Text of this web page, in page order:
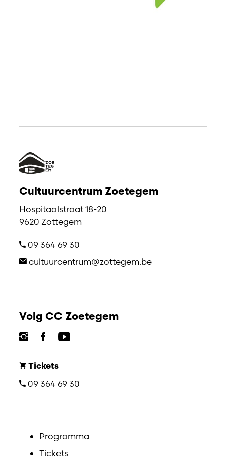
Cultuurcentrum Zoetegem
Hospitaalstraat 18-20
9620 Zottegem
09 364 69 30
cultuurcentrum@zottegem.be
Volg CC Zoetegem
Tickets
09 364 69 30
Programma
Tickets